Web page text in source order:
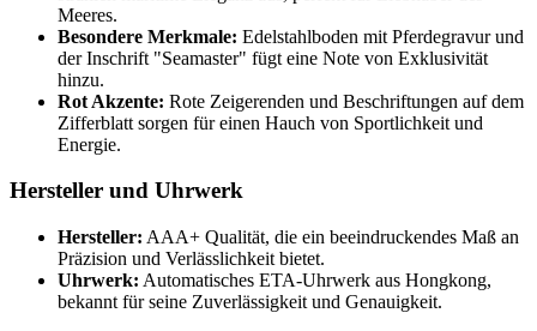
Meeres.
Besondere Merkmale: Edelstahlboden mit Pferdegravur und
der Inschrift "Seamaster" fügt eine Note von Exklusivität
hinzu.
Rot Akzente: Rote Zeigerenden und Beschriftungen auf dem
Zifferblatt sorgen für einen Hauch von Sportlichkeit und
Energie.
Hersteller und Uhrwerk
Hersteller: AAA+ Qualität, die ein beeindruckendes Maß an
Präzision und Verlässlichkeit bietet.
Uhrwerk: Automatisches ETA-Uhrwerk aus Hongkong,
bekannt für seine Zuverlässigkeit und Genauigkeit.